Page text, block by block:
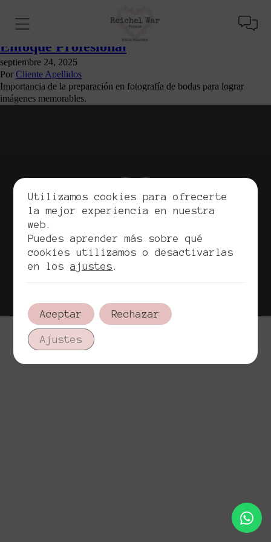
Planeación en Fotografía de Bodas: Un
Enfoque Profesional
septiembre 24, 2025
Por Cliente Apellidos
Importancia de la preparación en fotografía de bodas para lograr
imágenes memorables.
Copyrights. Reichel War, 2026. Todos los derechos
Política de privacidad
Utilizamos cookies para ofrecerte
la mejor experiencia en nuestra
web.
Puedes aprender más sobre qué
cookies utilizamos o desactivarlas
en losajustes.
Aceptar Rechazar
Ajustes